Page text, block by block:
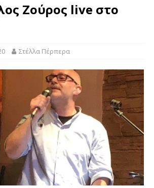
Ζούρος live στο
Στέλλα Πέρπερα